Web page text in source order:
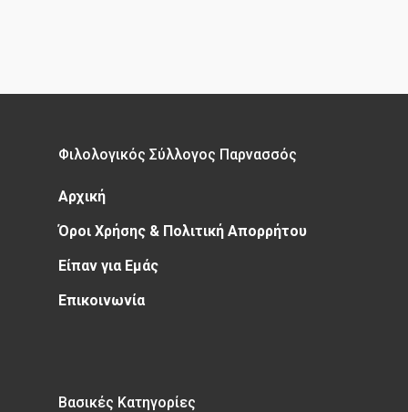
Φιλολογικός Σύλλογος Παρνασσός
Αρχική
Όροι Χρήσης & Πολιτική Απορρήτου
Είπαν για Εμάς
Επικοινωνία
Βασικές Κατηγορίες